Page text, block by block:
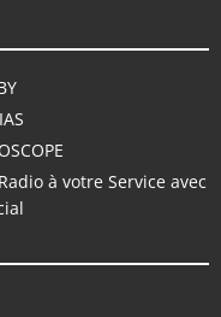
à votre Service avec